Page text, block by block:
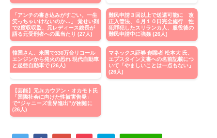
「アンチの書き込みがすごい。一生
笑っちゃいけないのか…」 覚せい剤
で2度収収監、元レディース総長が
語る元受刑者への風当たり (27人)
難民申請３回以上で送還可能に 改
正入管法、６月１０日完全施行 性
犯罪犯したスリランカ人、服役後の
難民申請中に強姦 (26人)
韓国さん、米国で330万台リコール
エンジンから発火の恐れ 現代自動車
と起亜自動車で (26人)
マネックス証券 創業者 松本大 氏、
エプスタイン文書への名前記載につ
いて「やましいことは一点もない」
(26人)
【芸能】元Jr.カウアン・オカモト氏
「国際社会に向けた性被害告発」
で“ジャニーズ世界進出”が困難に
(26人)